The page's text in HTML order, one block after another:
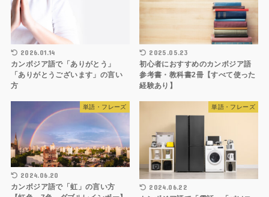
2026.01.14
カンボジア語で「ありがとう」
「ありがとうございます」の言い
方
2025.05.23
初心者におすすめのカンボジア語
参考書・教科書2冊【すべて使った
経験あり】
単語・フレーズ
2024.06.20
カンボジア語で「虹」の言い方
単語・フレーズ
2024.06.22